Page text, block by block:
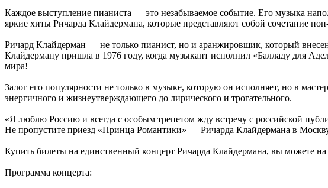
Каждое выступление пианиста — это незабываемое событие. Его музыка
яркие хиты Ричарда Клайдермана, которые представляют собой сочетание
Ричард Клайдерман — не только пианист, но и аранжировщик, который
Клайдерману пришла в 1976 году, когда музыкант исполнил «Балладу для
мира!
Залог его популярности не только в музыке, которую он исполняет, но в
энергичного и жизнеутверждающего до лирического и трогательного.
«Я люблю Россию и всегда с особым трепетом жду встречу с российской
Не пропустите приезд «Принца Романтики» — Ричарда Клайдермана в
Купить билеты на единственный концерт Ричарда Клайдермана, вы можете
Программа концерта: